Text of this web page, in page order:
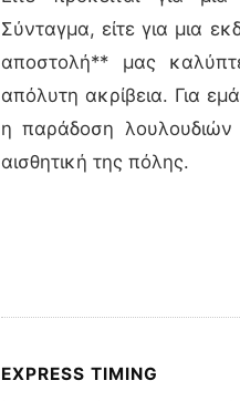
Σύνταγμα, είτε για μια
αποστολή** μας
απόλυτη ακρίβεια. Για
η παράδοση λουλουδιών
αισθητική της πόλης.
EXPRESS TIMING